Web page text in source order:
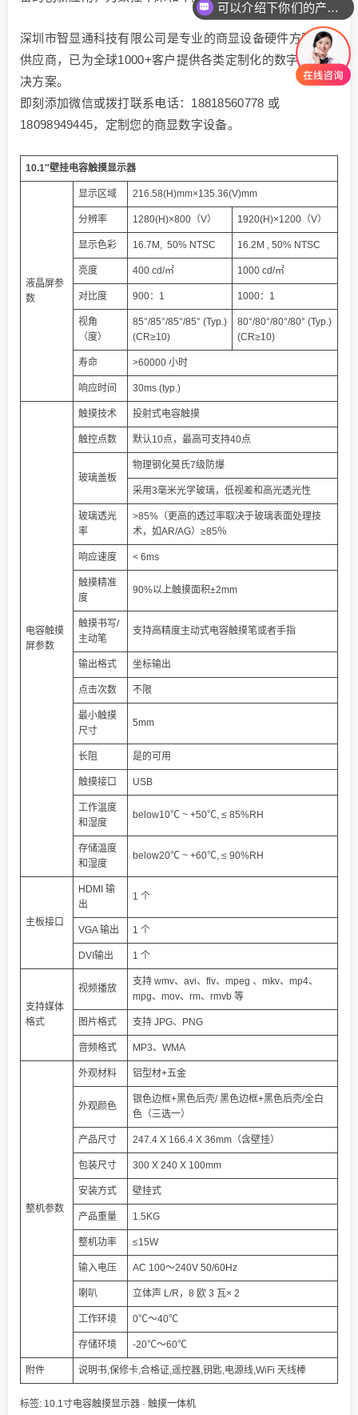
深圳市智显通科技有限公司是专业的商显设备硬件方案源头
供应商，已为全球1000+客户提供各类定制化的数字商显解
决方案。
即刻添加微信或拨打联系电话：18818560778 或
18098949445，定制您的商显数字设备。
10.1″壁挂电容触摸显示器
液晶屏参
数
显示区域 216.58(H)mm×135.36(V)mm
分辨率 1280(H)×800（V） 1920(H)×1200（V）
显示色彩 16.7M, 50% NTSC 16.2M , 50% NTSC
亮度 400 cd/㎡ 1000 cd/㎡
对比度 900：1 1000：1
视角
（度）
85°/85°/85°/85° (Typ.)
(CR≥10)
80°/80°/80°/80° (Typ.)
(CR≥10)
寿命 >60000 小时
响应时间 30ms (typ.)
电容触摸
屏参数
触摸技术 投射式电容触摸
触控点数 默认10点，最高可支持40点
玻璃盖板
物理钢化莫氏7级防爆
采用3毫米光学玻璃，低视差和高光透光性
玻璃透光
率
>85%（更高的透过率取决于玻璃表面处理技
术，如AR/AG）≥85％
响应速度 < 6ms
触摸精准
度
90%以上触摸面积±2mm
触摸书写/
主动笔
支持高精度主动式电容触摸笔或者手指
输出格式 坐标输出
点击次数 不限
最小触摸
尺寸
5mm
长阻 是的可用
触摸接口 USB
工作温度
和湿度
below10℃ ~ +50℃, ≤ 85%RH
存储温度
和湿度
below20℃ ~ +60℃, ≤ 90%RH
主板接口
HDMI 输
出
1 个
VGA 输出 1 个
DVI输出 1 个
支持媒体
格式
视频播放
支持 wmv、avi、flv、mpeg 、mkv、mp4、
mpg、mov、rm、rmvb 等
图片格式 支持 JPG、PNG
音频格式 MP3、WMA
整机参数
外观材料 铝型材+五金
外观颜色
银色边框+黑色后壳/ 黑色边框+黑色后壳/全白
色（三选一）
产品尺寸 247.4 X 166.4 X 36mm（含壁挂）
包装尺寸 300 X 240 X 100mm
安装方式 壁挂式
产品重量 1.5KG
整机功率 ≤15W
输入电压 AC 100～240V 50/60Hz
喇叭 立体声 L/R，8 欧 3 瓦× 2
工作环境 0℃～40℃
存储环境 -20℃～60℃
附件 说明书,保修卡,合格证,遥控器,钥匙,电源线,WiFi 天线棒
标签: 10.1寸电容触摸显示器 · 触摸一体机